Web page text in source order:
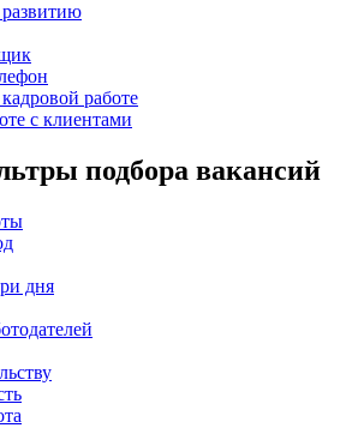
работе
с клиентами
подбора вакансий
дня